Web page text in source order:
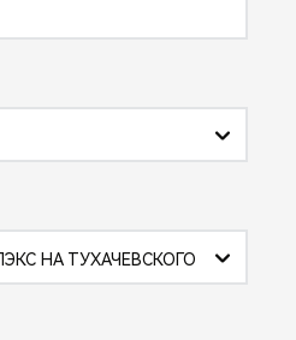
НА ТУХАЧЕВСКОГО